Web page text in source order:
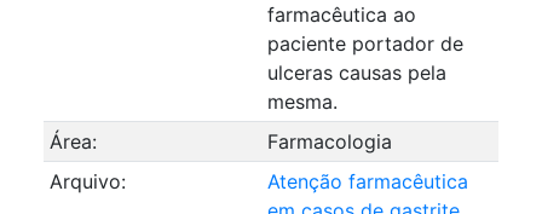
farmacêutica ao
paciente portador de
ulceras causas pela
mesma.
Área:
Farmacologia
Arquivo:
Atenção farmacêutica